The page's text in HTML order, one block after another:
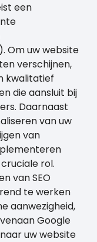
een
Om uw website
verschijnen,
kwalitatief
die aansluit bij
Daarnaast
van uw
van
rol.
van SEO
te werken
aanwezigheid,
Google
uw website